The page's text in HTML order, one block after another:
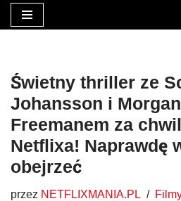
treści
Świetny thriller ze
Johansson i
Freemanem za
Netflixa! Naprawdę
obejrzeć
przez NETFLIXMANIA.PL